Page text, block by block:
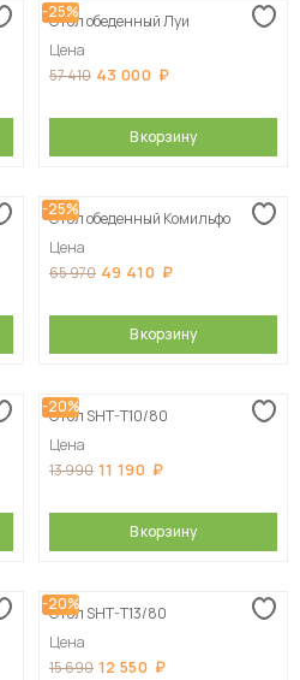
-25%
Стол обеденный Луи
Цена
57 410 43 000
В корзину
-25%
Стол обеденный Комильфо
Цена
65 970 49 410
В корзину
-20%
Стол SHT-T10/80
Цена
13 990 11 190
В корзину
-20%
Стол SHT-T13/80
Цена
15 690 12 550